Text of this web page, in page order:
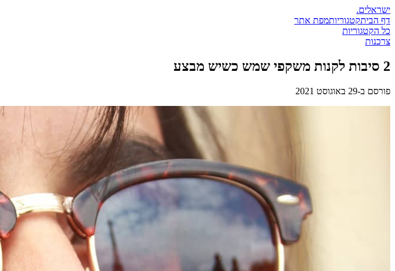
ישראלים.
דף הביתקטגוריותמפת אתר
כל הקטגוריות
צרכנות
2 סיבות לקנות משקפי שמש כשיש מבצע
פורסם ב-29 באוגוסט 2021